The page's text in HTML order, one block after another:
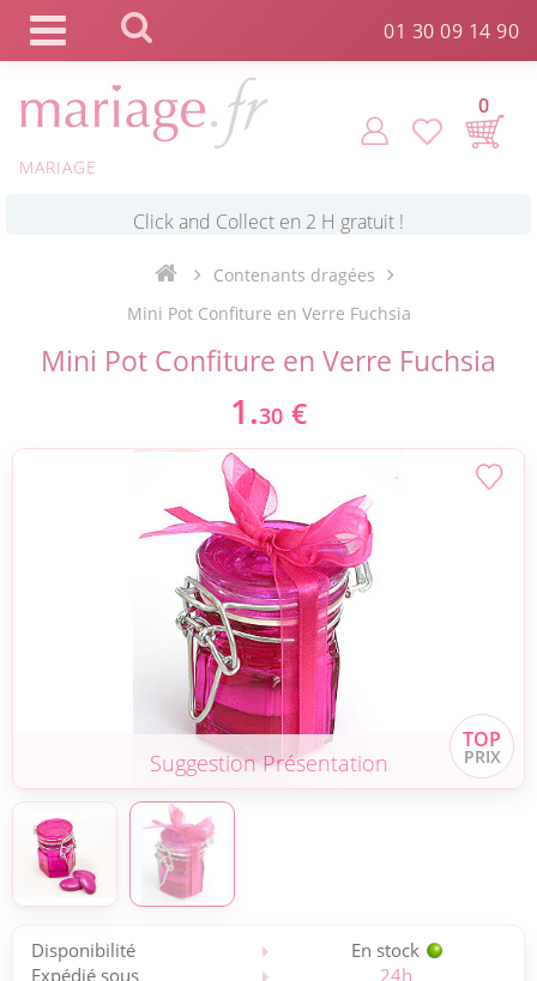
01 30 09 14 90
MARIAGE
0
Commande expédiée en 24h ! *
Livraison point relais gratuit dès 89 € !*
Payez votre commande en 4X sans frais *
Contenants dragées
Mini Pot Confiture en Verre Fuchsia
Mini Pot Confiture en Verre Fuchsia
1.30 €
Suggestion Présentation
Disponibilité
En stock
Expédié sous
24h
Panneau de gestion des cookies